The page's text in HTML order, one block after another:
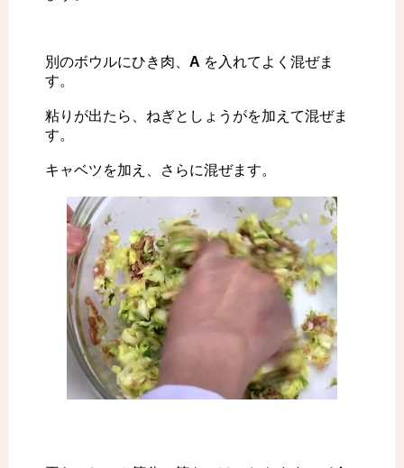
別のボウルにひき肉、 A を入れてよく混ぜま
す。
粘りが出たら、ねぎとしょうがを加えて混ぜま
す。
キャベツを加え、さらに混ぜます。